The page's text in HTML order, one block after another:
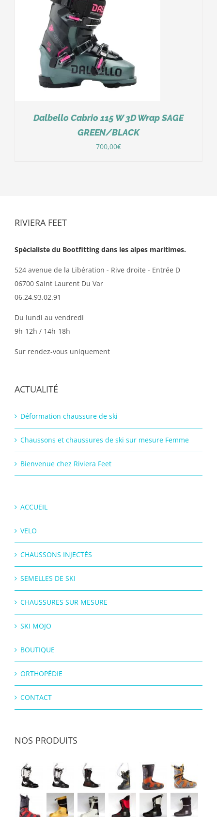
Dalbello Cabrio 115 W 3D Wrap SAGE
GREEN/BLACK
700,00€
RIVIERA FEET
Spécialiste du Bootfitting dans les alpes maritimes.
524 avenue de la Libération - Rive droite - Entrée D
06700 Saint Laurent Du Var
06.24.93.02.91
Du lundi au vendredi
9h-12h / 14h-18h
Sur rendez-vous uniquement
ACTUALITÉ
Déformation chaussure de ski
Chaussons et chaussures de ski sur mesure Femme
Bienvenue chez Riviera Feet
ACCUEIL
VELO
CHAUSSONS INJECTÉS
SEMELLES DE SKI
CHAUSSURES SUR MESURE
SKI MOJO
BOUTIQUE
ORTHOPÉDIE
CONTACT
NOS PRODUITS